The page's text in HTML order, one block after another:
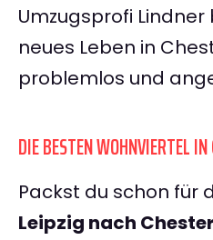
Umzugsprofi
neues Leben in
problemlos und
DIE BESTEN WOHNVIERTEL IN
Packst du schon für
Leipzig nach